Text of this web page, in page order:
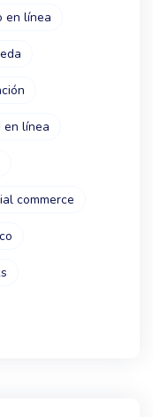
en línea
en línea
commerce